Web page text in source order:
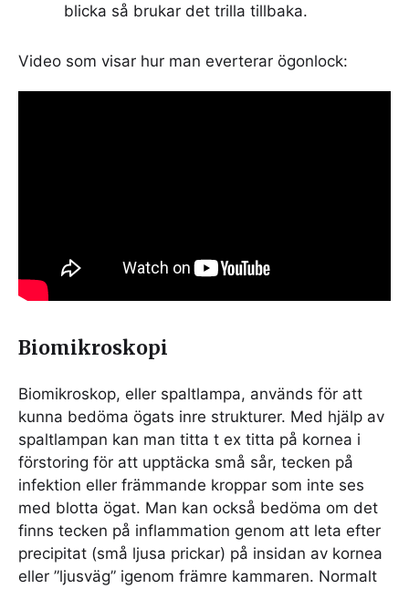
blicka så brukar det trilla tillbaka.
Video som visar hur man everterar ögonlock:
Biomikroskopi
Biomikroskop, eller spaltlampa, används för att
kunna bedöma ögats inre strukturer. Med hjälp av
spaltlampan kan man titta t ex titta på kornea i
förstoring för att upptäcka små sår, tecken på
infektion eller främmande kroppar som inte ses
med blotta ögat. Man kan också bedöma om det
finns tecken på inflammation genom att leta efter
precipitat (små ljusa prickar) på insidan av kornea
eller ”ljusväg” igenom främre kammaren. Normalt